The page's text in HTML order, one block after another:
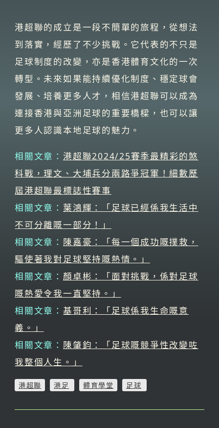
港超聯的成立是一段不簡單的旅程，從想法
到落實，經歷了不少挑戰。它代表的不只是
足球制度的改變，亦是香港體育文化的一次
轉型。未來如果能持續優化制度、穩定球會
發展、培養更多人才，相信港超聯可以成為
連接香港與亞洲足球的重要橋樑，也可以讓
更多人認識本地足球的魅力。
相關文章：港超聯2024/25賽季最精彩的煞
科戰，理文、大埔兵分兩路爭冠軍！細數歷
屆港超聯最標誌性賽事
相關文章： 葉鴻輝：「足球已經係我生活中
不可分離嘅一部分！」
相關文章： 陳嘉豪：「每一個成功嘅撲救，
驅使著我對足球堅持嘅熱情。」
相關文章： 顏卓彬：「面對挑戰，係對足球
嘅熱愛令我一直堅持。」
相關文章：基哥利：「足球係我生命嘅意
義。」
相關文章： 陳肇鈞：「足球嘅競爭性改變咗
我整個人生。」
港超聯 港足 體育學堂 足球